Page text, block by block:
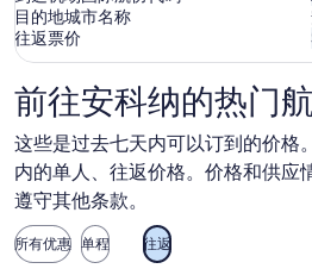
目的地城市名称
往返票价
前往安科纳的热门
这些是过去七天内可以订到的价格
内的单人、往返价格。价格和供应
遵守其他条款。
所有优惠 单程 往返